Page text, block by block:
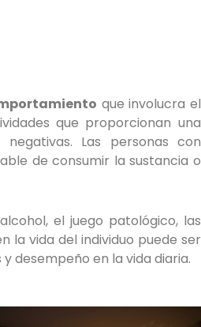
que involucra el
que proporcionan una
Las personas con
de consumir la sustancia o
el juego patológico, las
la vida del individuo puede ser
desempeño en la vida diaria.